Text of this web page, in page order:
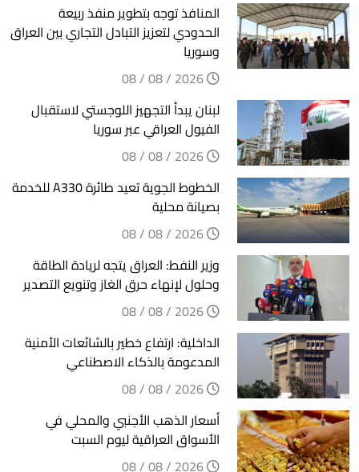
المنافذ توجه بتطوير منفذ ربيعة
الحدودي لتعزيز التبادل التجاري بين العراق
وسوريا
لبنان يبدأ التجهيز اللوجستي لاستقبال
الفيول العراقي عبر سوريا
الخطوط الجوية تعيد طائرة A330 للخدمة
بصيانة محلية
وزير النفط: العراق يتجه لريادة الطاقة
وحلول لإنهاء حرق الغاز وتنويع التصدير
الداخلية: ارتفاع خطير بالشائعات الأمنية
المدعومة بالذكاء الاصطناعي
أسعار الذهب الأجنبي والمحلي في
الأسواق العراقية ليوم السبت